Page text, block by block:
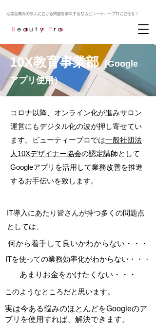
10X教育事業部（Google
アプリ使用）
コロナ以降、オンライン化が進みサロン
運営にもデジタル化の波が押し寄せてい
ます。ビューティープロでは一般社団法
人10Xデザイナー協会の認定講師として
Googleアプリを活用して業務改善を推進
するお手伝いを致します。
IT導入にあたり皆さんが持つ多くの問題点
としては、
何から着手して良いかわからない・・・
ITを使っての業務効率化がわからない・・・
あまりお金をかけたくない・・・
このようなところだと思います。
​実は今ある悩みのほとんどをGoogleのア
プリを使用すれば、解決できます。